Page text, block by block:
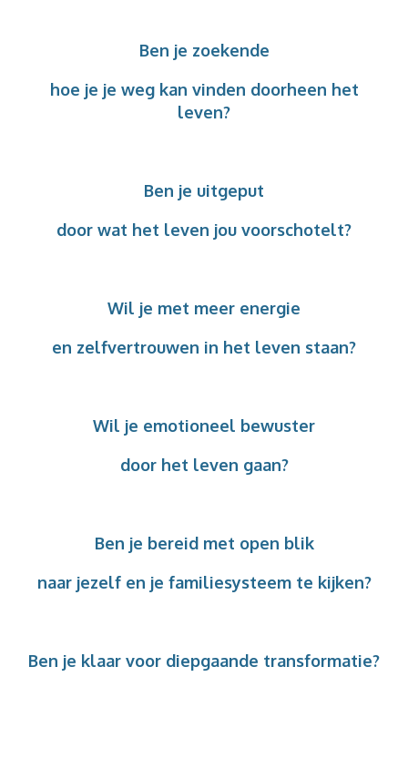
Ben je zoekende
hoe je je weg kan vinden doorheen het
leven?
Ben je uitgeput
door wat het leven jou voorschotelt?
Wil je met meer energie
en zelfvertrouwen in het leven staan?
Wil je emotioneel bewuster
door het leven gaan?
Ben je bereid met open blik
naar jezelf en je familiesysteem te kijken?
Ben je klaar voor diepgaande transformatie?